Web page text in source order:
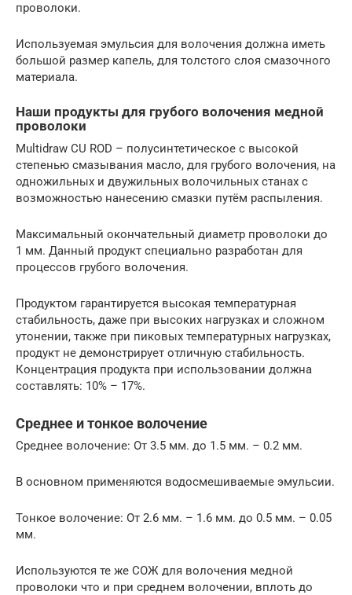
проволоки.
Используемая эмульсия для волочения должна иметь
большой размер капель, для толстого слоя смазочного
материала.
Наши продукты для грубого волочения медной
проволоки
Multidraw CU ROD – полусинтетическое с высокой
степенью смазывания масло, для грубого волочения, на
одножильных и двужильных волочильных станах с
возможностью нанесению смазки путём распыления.
Максимальный окончательный диаметр проволоки до
1 мм. Данный продукт специально разработан для
процессов грубого волочения.
Продуктом гарантируется высокая температурная
стабильность, даже при высоких нагрузках и сложном
утонении, также при пиковых температурных нагрузках,
продукт не демонстрирует отличную стабильность.
Концентрация продукта при использовании должна
составлять: 10% – 17%.
Среднее и тонкое волочение
Среднее волочение: От 3.5 мм. до 1.5 мм. – 0.2 мм.
В основном применяются водосмешиваемые эмульсии.
Тонкое волочение: От 2.6 мм. – 1.6 мм. до 0.5 мм. – 0.05
мм.
Используются те же СОЖ для волочения медной
проволоки что и при среднем волочении, вплоть до